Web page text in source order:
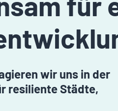
wir uns in der
resiliente Städte,